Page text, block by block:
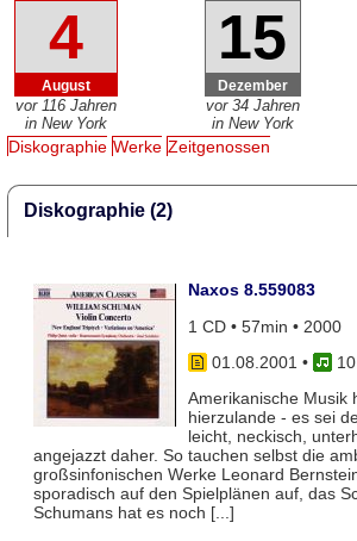
4
August
vor 116 Jahren
in New York
15
Dezember
vor 34 Jahren
in New York
Diskographie Werke Zeitgenossen
Diskographie (2)
Naxos 8.559083
1 CD • 57min • 2000
01.08.2001 •
Amerikanische Musik
hierzulande - es sei
leicht, neckisch,
angejazzt daher. So tauchen selbst die
großsinfonischen Werke Leonard
sporadisch auf den Spielplänen auf, das
Schumans hat es noch [...]